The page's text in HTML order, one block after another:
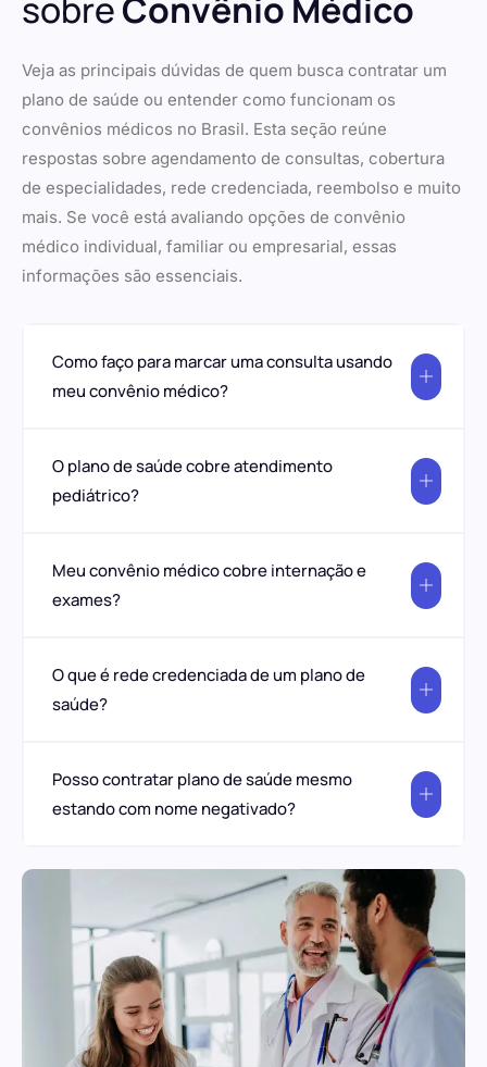
sobreConvênio Médico
Veja as principais dúvidas de quem busca contratar um
plano de saúde ou entender como funcionam os
convênios médicos no Brasil. Esta seção reúne
respostas sobre agendamento de consultas, cobertura
de especialidades, rede credenciada, reembolso e muito
mais. Se você está avaliando opções de convênio
médico individual, familiar ou empresarial, essas
informações são essenciais.
Como faço para marcar uma consulta usando
meu convênio médico?
O plano de saúde cobre atendimento
pediátrico?
Meu convênio médico cobre internação e
exames?
O que é rede credenciada de um plano de
saúde?
Posso contratar plano de saúde mesmo
estando com nome negativado?